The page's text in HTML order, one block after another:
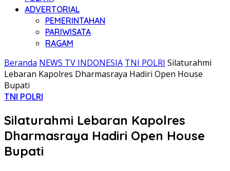
ADVERTORIAL
PEMERINTAHAN
PARIWISATA
RAGAM
Beranda NEWS TV INDONESIA TNI POLRI Silaturahmi
Lebaran Kapolres Dharmasraya Hadiri Open House
Bupati
TNI POLRI
Silaturahmi Lebaran Kapolres
Dharmasraya Hadiri Open House
Bupati